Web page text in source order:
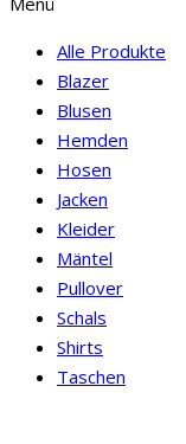
Alle Produkte
Blazer
Blusen
Hemden
Hosen
Jacken
Kleider
Mäntel
Pullover
Schals
Shirts
Taschen